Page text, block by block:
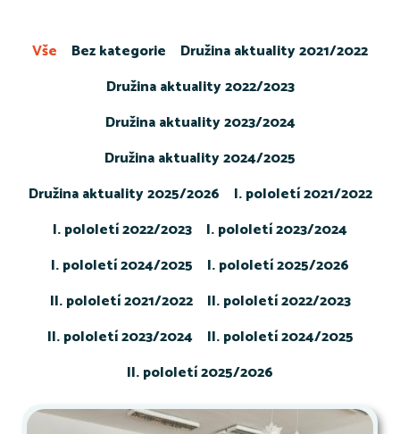
Bez kategorie
Družina aktuality 2021/2022
Družina aktuality 2022/2023
Družina aktuality 2023/2024
Družina aktuality 2024/2025
Družina aktuality 2025/2026
I. pololetí 2021/2022
I. pololetí 2022/2023
I. pololetí 2023/2024
I. pololetí 2024/2025
I. pololetí 2025/2026
II. pololetí 2021/2022
II. pololetí 2022/2023
II. pololetí 2023/2024
II. pololetí 2024/2025
II. pololetí 2025/2026
Vše